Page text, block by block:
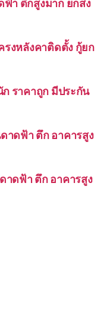
า ตึกสูงมาก ยกส่ง
รงหลังคาติดตั้ง กู้ยก
ก ราคาถูก มีประกัน
าดฟ้า ตึก อาคารสูง
าดฟ้า ตึก อาคารสูง